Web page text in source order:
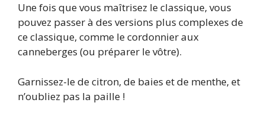
Une fois que vous maîtrisez le classique, vous
pouvez passer à des versions plus complexes de
ce classique, comme le cordonnier aux
canneberges (ou préparer le vôtre).
Garnissez-le de citron, de baies et de menthe, et
n’oubliez pas la paille !